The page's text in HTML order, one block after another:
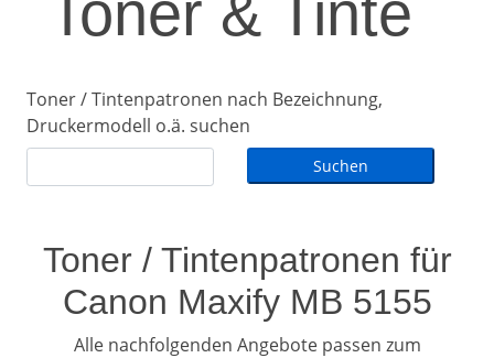
Toner / Tintenpatronen nach Bezeichnung,
Druckermodell o.ä. suchen
Toner / Tintenpatronen für
Canon Maxify MB 5155
Alle nachfolgenden Angebote passen zum